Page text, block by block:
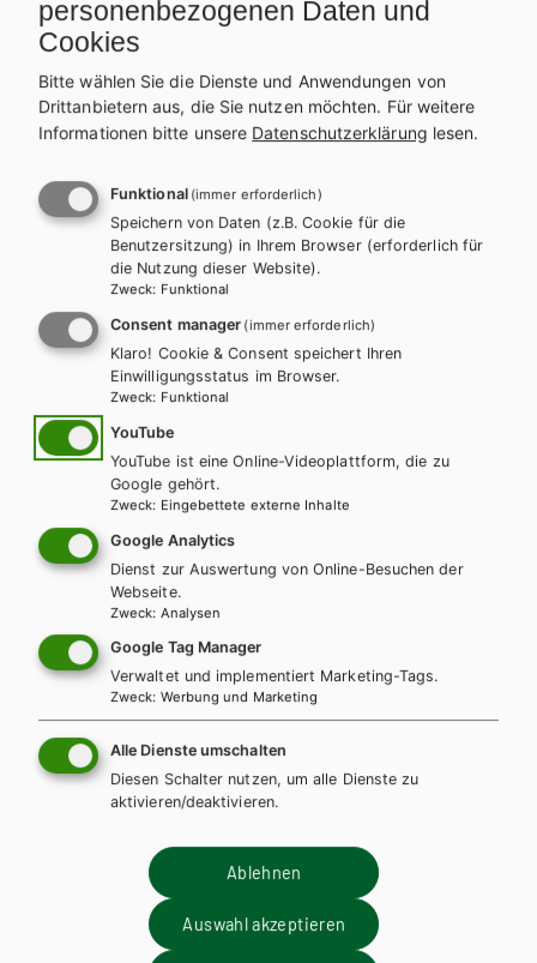
ZUM ONLINE ZUSATZMATERIAL
Weitere Bände dieser
Schulbuchreihe
Textsammlung (Teil 1) für den Unterricht in
der 7. Klasse (Kurzform: vierjähriges Latein)
Lehrbuch + E-Book
Lehrbuch E-Book Solo
personenbezogenen Daten und
Cookies
Bitte wählen Sie die Dienste und Anwendungen von
Drittanbietern aus, die Sie nutzen möchten. Für weitere
Informationen bitte unsere Datenschutzerklärung lesen.
Funktional (immer erforderlich)
Speichern von Daten (z.B. Cookie für die
Benutzersitzung) in Ihrem Browser (erforderlich für
die Nutzung dieser Website).
Zweck: Funktional
Consent manager (immer erforderlich)
Klaro! Cookie & Consent speichert Ihren
Einwilligungsstatus im Browser.
Zweck: Funktional
YouTube
YouTube ist eine Online-Videoplattform, die zu
Google gehört.
Zweck: Eingebettete externe Inhalte
Google Analytics
Dienst zur Auswertung von Online-Besuchen der
Webseite.
Zweck: Analysen
Google Tag Manager
Verwaltet und implementiert Marketing-Tags.
Zweck: Werbung und Marketing
Alle Dienste umschalten
Diesen Schalter nutzen, um alle Dienste zu
aktivieren/deaktivieren.
Ablehnen
Auswahl akzeptieren